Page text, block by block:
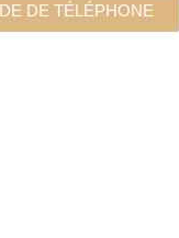
DE TÉLÉPHONE